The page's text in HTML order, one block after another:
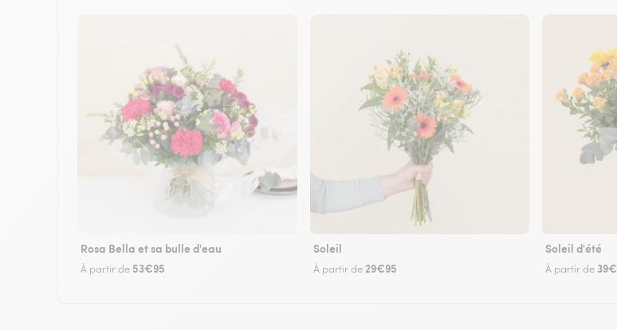
Rosa Bella et sa bulle d'eau
À partir de 53€95
Soleil
À partir de 29€95
Soleil d'été
À partir de